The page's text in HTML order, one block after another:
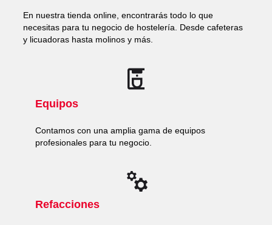
En nuestra tienda online, encontrarás todo lo que
necesitas para tu negocio de hostelería. Desde cafeteras
y licuadoras hasta molinos y más.
Equipos
Contamos con una amplia gama de equipos
profesionales para tu negocio.
Refacciones